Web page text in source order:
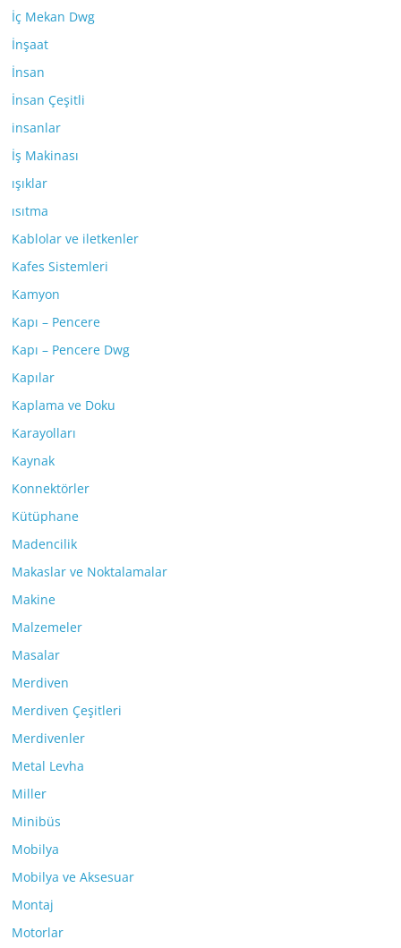
İç Mekan Dwg
İnşaat
İnsan
İnsan Çeşitli
insanlar
İş Makinası
ışıklar
ısıtma
Kablolar ve iletkenler
Kafes Sistemleri
Kamyon
Kapı – Pencere
Kapı – Pencere Dwg
Kapılar
Kaplama ve Doku
Karayolları
Kaynak
Konnektörler
Kütüphane
Madencilik
Makaslar ve Noktalamalar
Makine
Malzemeler
Masalar
Merdiven
Merdiven Çeşitleri
Merdivenler
Metal Levha
Miller
Minibüs
Mobilya
Mobilya ve Aksesuar
Montaj
Motorlar